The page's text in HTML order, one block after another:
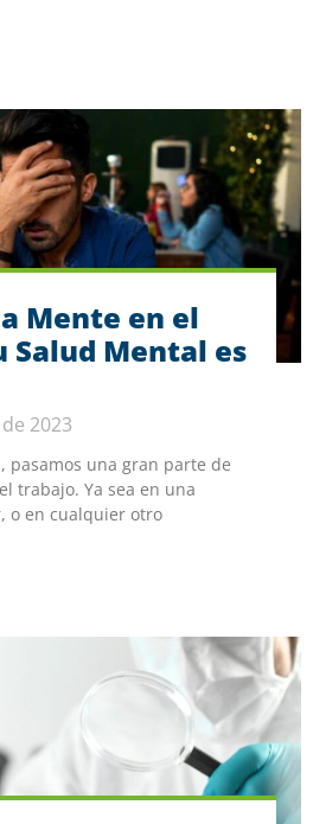
Mente en el
Salud Mental es
2023
pasamos una gran parte de
trabajo. Ya sea en una
o en cualquier otro